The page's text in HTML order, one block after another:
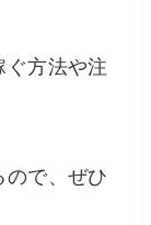
ぐ方法や注
ので、ぜひ